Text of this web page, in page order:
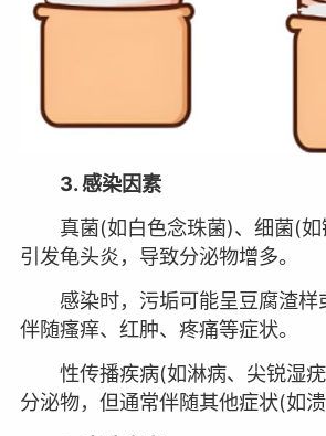
3. 感染因素
真菌(如白色念珠菌)、细菌(如
引发龟头炎，导致分泌物增多。
感染时，污垢可能呈豆腐渣样
伴随瘙痒、红肿、疼痛等症状。
性传播疾病(如淋病、尖锐湿疣
分泌物，但通常伴随其他症状(如溃